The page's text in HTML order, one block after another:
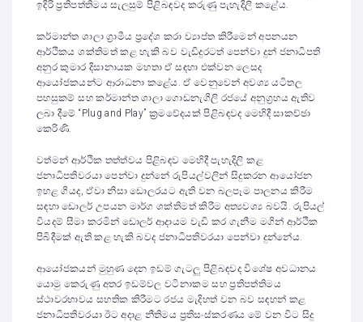
ඉදිරි ප්‍රතිපත්තිමය සැලසුම් පිළිබඳවද කරුණු පැහැදිලි කළේය.
කර්මාන්ත ශාලා ග්‍රාමීය ප්‍රදේශ කරා ව්‍යාප්ත කිරීමෙන් අපනයන
ආර්ථිකය ශක්තිමත් කළ හැකි බව වැඩිදුරටත් පෙන්වා දුන් ජනාධිපති
අනුර කුමාර දිසානායක මහතා ඒ සඳහා එක්වන ලෙසද
ආයෝජකයන්ට ආරාධනා කළේය. ඒ වෙනුවෙන් අවශ්‍ය යටිතල
පහසුකම් සහ කර්මාන්ත ශාලා ගොඩනැගිලි රජයේ අනුග්‍රහය ඇතිව
ලබා දීමේ “Plug and Play” ක්‍රමවේදයක් පිළිබඳවද මෙහිදී සාකච්ඡා
කෙරිණි.
වත්මන් ආර්ථික තත්ත්වය පිළිබඳව මෙහිදී පැහැදිලි කළ
ජනාධිපතිවරයා පෙන්වා දුන්නේ රුපියල්වලින් සිදුකරන ආයෝජන
ඉහළ ගියද, ඒවා නිසා ඩොලරයට ඇති වන බලපෑම පාලනය කිරීම
සඳහා ඩොලර් උපයන මාර්ග ශක්තිමත් කිරීම අත්‍යවශ්‍ය බවයි. රුපියල්
වියදම් සීමා කරමින් ඩොලර් ආදායම වැඩි කර ගැනීම මගින් ආර්ථික
පිබිදීමක් ඇති කළ හැකි බවද ජනාධිපතිවරයා පෙන්වා දුන්නේය.
ආයෝජකයන් මුහුණ දෙන ඉඩම් ගැටලු පිළිබඳවද විශේෂ අවධානය
යොමු කෙරුණු අතර ඉඩම්වල වටිනාකම සහ ප්‍රතිපත්තිමය
ස්ථාවරභාවය සහතික කිරීමට රජය මැදිහත් වන බව සඳහන් කළ
ජනාධිපතිවරයා ඊට අදාළ නීතිමය ප්‍රතිසංස්කරණය මේ වන විට සිදු